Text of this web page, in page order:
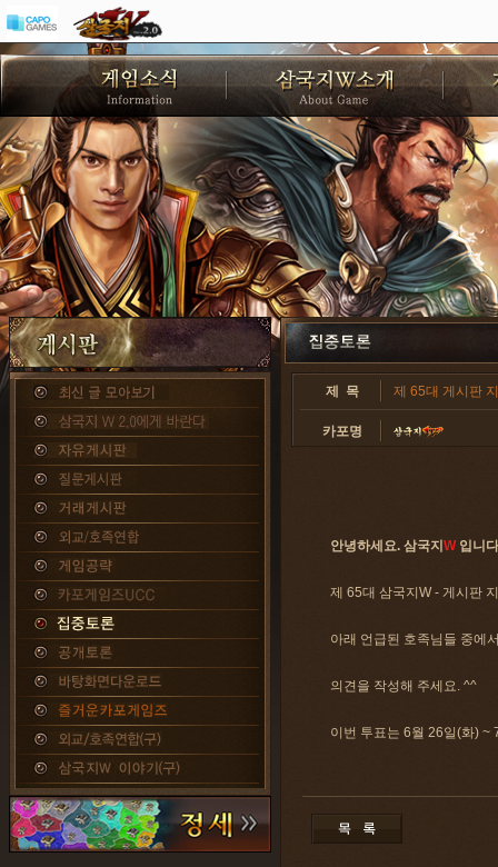
제 목 제 65대 게시판
카포명
안녕하세요. 삼국지 W입니
제 65대 삼국지W - 게시판
아래 언급된 호족님들 중에
의견을 작성해 주세요. ^^
이번 투표는 6월 26일(화) ~